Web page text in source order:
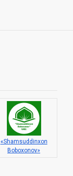
«Shamsuddinxon
Boboxonov»